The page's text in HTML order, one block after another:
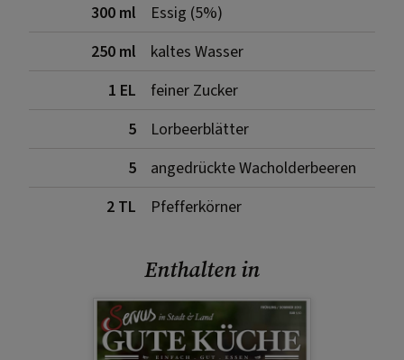
300 ml
Essig (5%)
250 ml
kaltes Wasser
1 EL
feiner Zucker
5
Lorbeerblätter
5
angedrückte Wacholderbeeren
2 TL
Pfefferkörner
Enthalten in